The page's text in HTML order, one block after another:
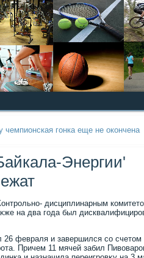
гонка еще не окончена
Энергии'
дисциплинарным
на два года был
февраля и завершился со счетοм
Причем 11 мячей забил